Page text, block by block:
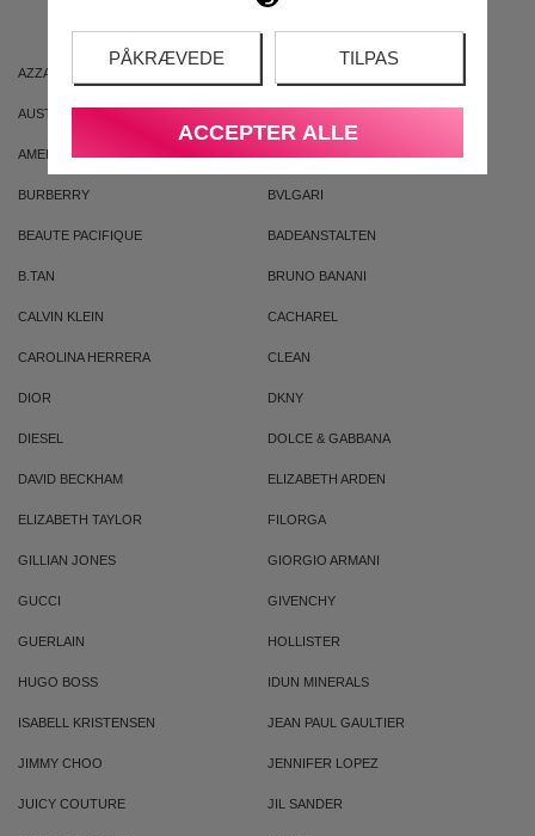
PÅKRÆVEDE TILPAS
ACCEPTER ALLE
AZZARO
AUSTRALIAN GOLD
AMERICAN CREW
BURBERRY BVLGARI
BEAUTE PACIFIQUE BADEANSTALTEN
B.TAN BRUNO BANANI
CALVIN KLEIN CACHAREL
CAROLINA HERRERA CLEAN
DIOR DKNY
DIESEL DOLCE & GABBANA
DAVID BECKHAM ELIZABETH ARDEN
ELIZABETH TAYLOR FILORGA
GILLIAN JONES GIORGIO ARMANI
GUCCI GIVENCHY
GUERLAIN HOLLISTER
HUGO BOSS IDUN MINERALS
ISABELL KRISTENSEN JEAN PAUL GAULTIER
JIMMY CHOO JENNIFER LOPEZ
JUICY COUTURE JIL SANDER